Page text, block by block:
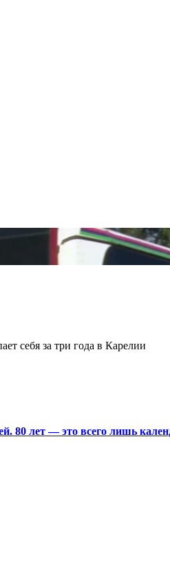
себя за три года в Карелии
80 лет — это всего лишь